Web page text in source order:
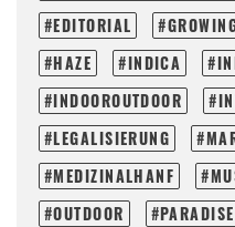
EDITORIAL
HAZE
INDICA
INDOOROUTDOOR
LEGALISIERUNG
MEDIZINALHANF
OUTDOOR